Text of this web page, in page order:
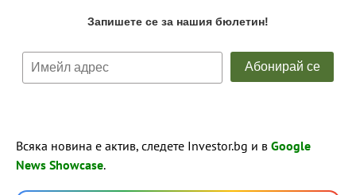
Всяка новина е актив, следете Investor.bg и в Google
News Showcase.